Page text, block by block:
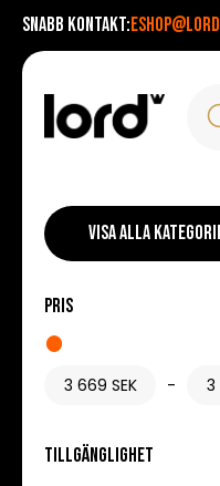
Snabb kontakt:
VISA ALLA
Pris
-
Tillgänglighet